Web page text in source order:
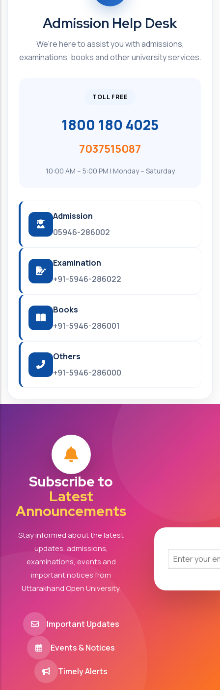
Admission Help Desk
We're here to assist you with admissions,
examinations, books and other university services.
TOLL FREE
1800 180 4025
7037515087
10:00 AM – 5:00 PM | Monday – Saturday
Admission
05946-286002
Examination
+91-5946-286022
Books
+91-5946-286001
Others
+91-5946-286000
Subscribe to
Latest
Announcements
Stay informed about the latest
updates, admissions,
examinations, events and
important notices from
Uttarakhand Open University.
Important Updates
Events & Notices
Timely Alerts